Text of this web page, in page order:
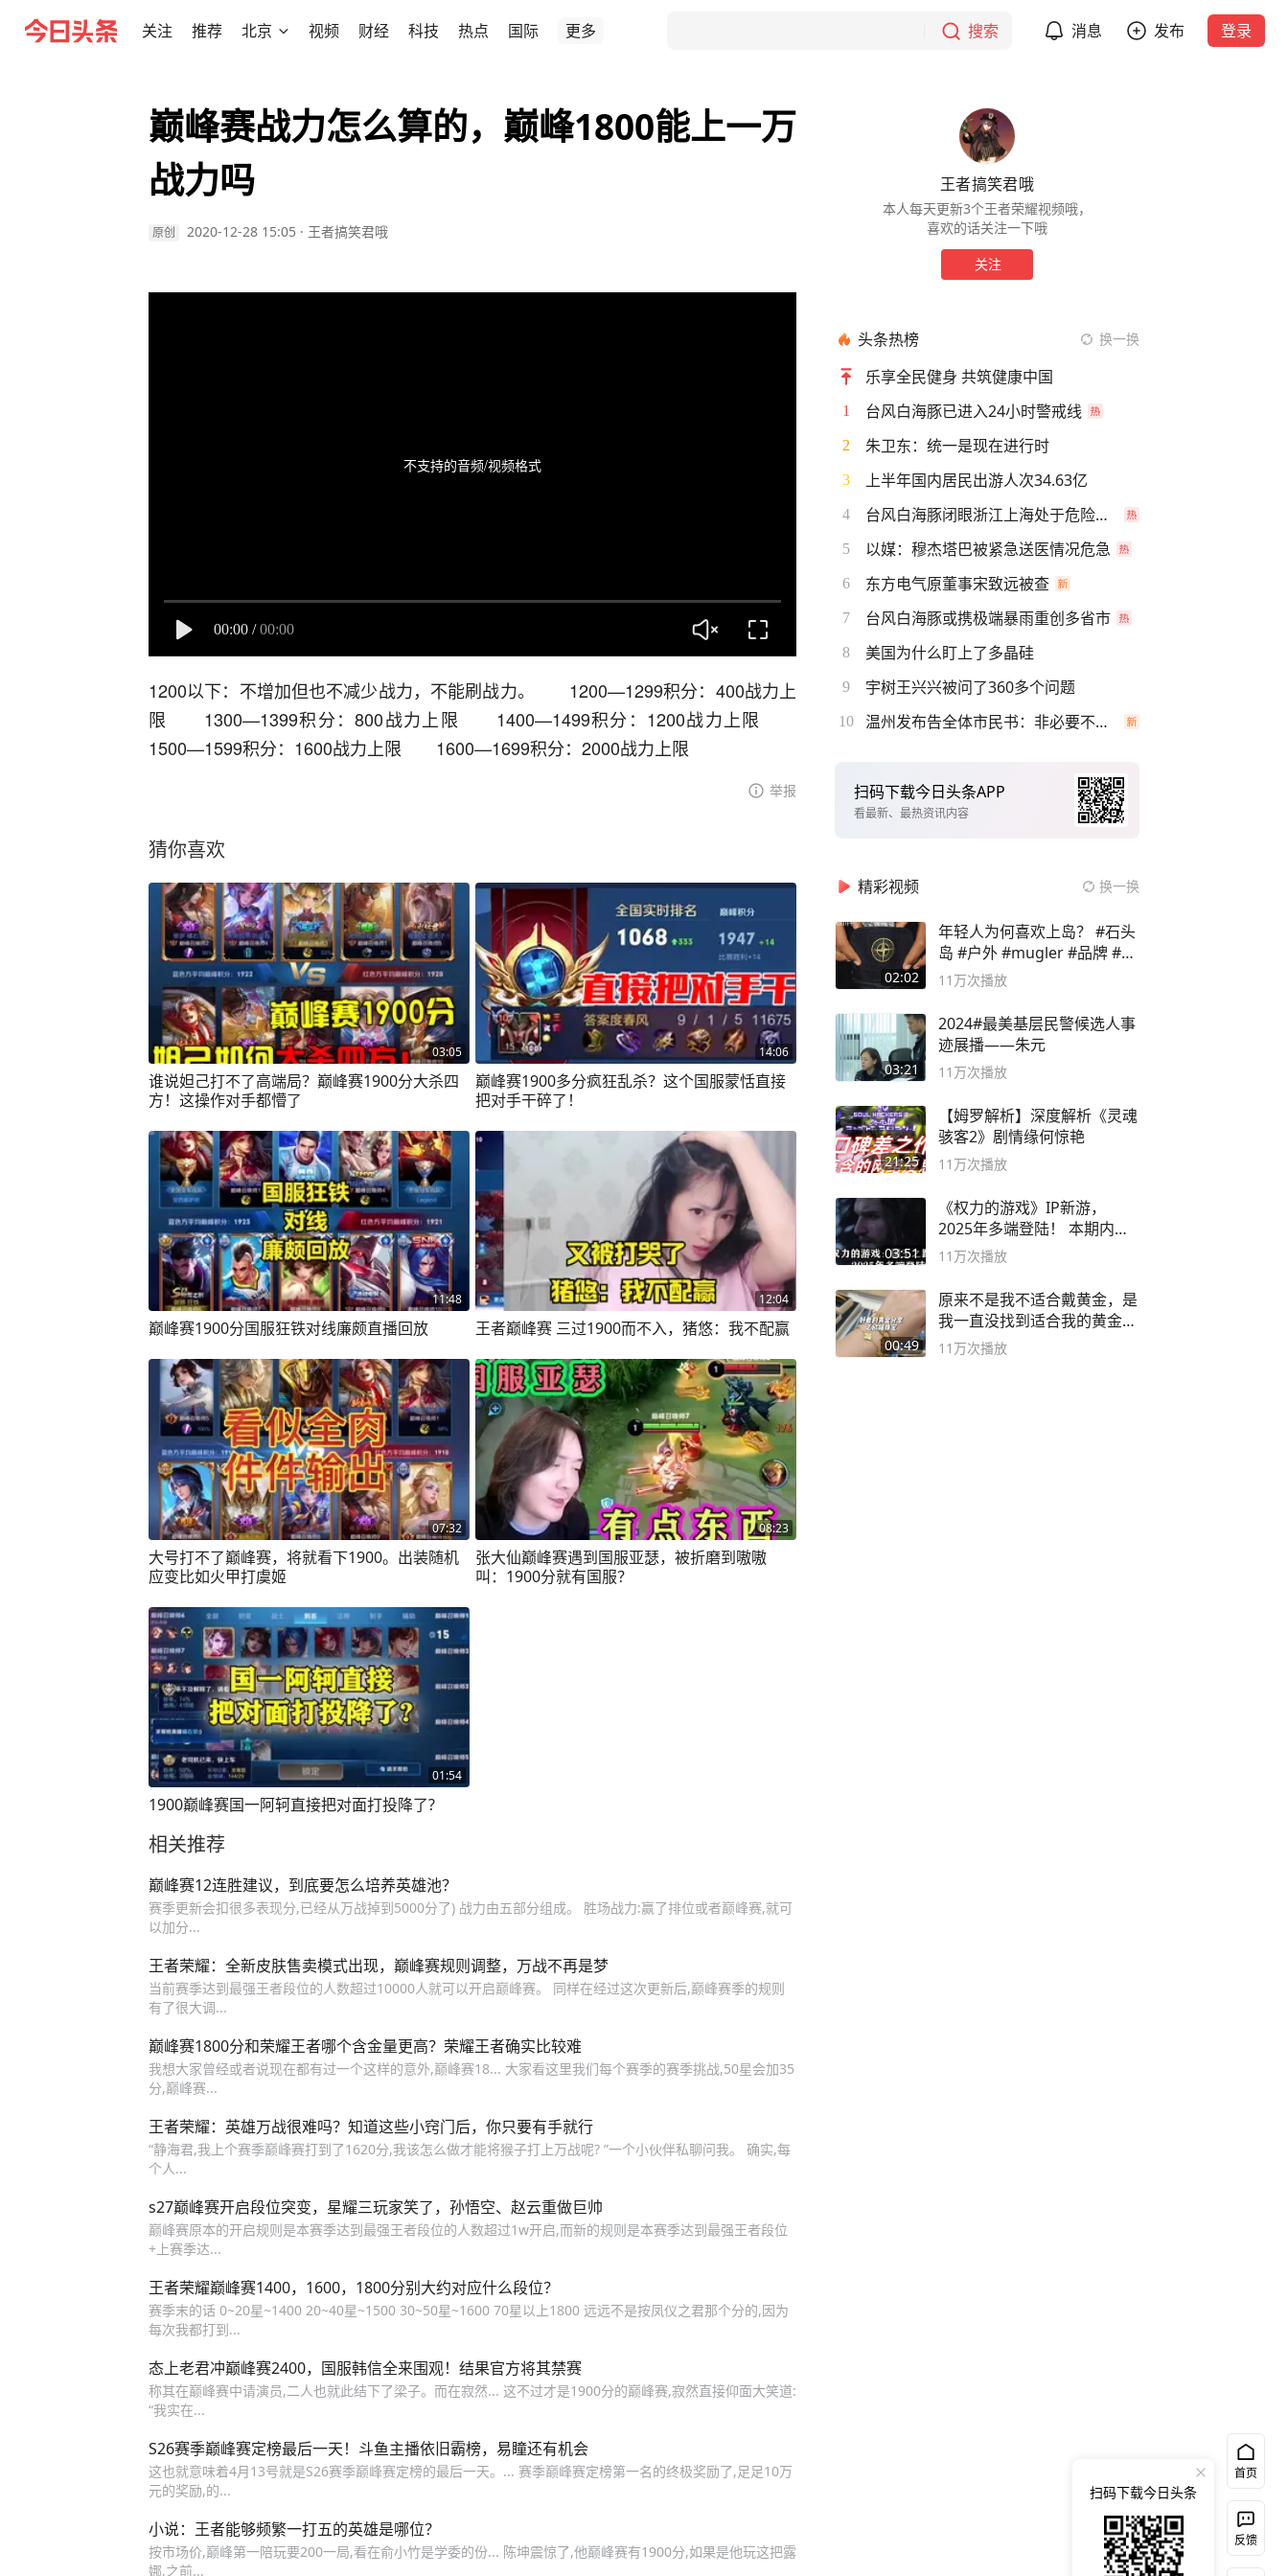
关注 推荐 北京 视频 财经 科技 热点 国际 更多 搜索 消息 发布 登录
巅峰赛战力怎么算的，巅峰1800能上一万
战力吗
原创 2020-12-28 15:05 · 王者搞笑君哦
不支持的音频/视频格式
00:00 / 00:00
1200以下：不增加但也不减少战力，不能刷战力。 1200—1299积分：400战力上
限 1300—1399积分：800战力上限 1400—1499积分：1200战力上限
1500—1599积分：1600战力上限 1600—1699积分：2000战力上限
举报
猜你喜欢
03:05
谁说妲己打不了高端局？巅峰赛1900分大杀四
方！这操作对手都懵了
14:06
巅峰赛1900多分疯狂乱杀？这个国服蒙恬直接
把对手干碎了！
11:48
巅峰赛1900分国服狂铁对线廉颇直播回放
12:04
王者巅峰赛 三过1900而不入，猪悠：我不配赢
07:32
大号打不了巅峰赛，将就看下1900。出装随机
应变比如火甲打虞姬
08:23
张大仙巅峰赛遇到国服亚瑟，被折磨到嗷嗷
叫：1900分就有国服？
01:54
1900巅峰赛国一阿轲直接把对面打投降了?
相关推荐
巅峰赛12连胜建议，到底要怎么培养英雄池？
赛季更新会扣很多表现分,已经从万战掉到5000分了) 战力由五部分组成。 胜场战力:赢了排位或者巅峰赛,就可
以加分...
王者荣耀：全新皮肤售卖模式出现，巅峰赛规则调整，万战不再是梦
当前赛季达到最强王者段位的人数超过10000人就可以开启巅峰赛。 同样在经过这次更新后,巅峰赛季的规则
有了很大调...
巅峰赛1800分和荣耀王者哪个含金量更高？荣耀王者确实比较难
我想大家曾经或者说现在都有过一个这样的意外,巅峰赛18... 大家看这里我们每个赛季的赛季挑战,50星会加35
分,巅峰赛...
王者荣耀：英雄万战很难吗？知道这些小窍门后，你只要有手就行
“静海君,我上个赛季巅峰赛打到了1620分,我该怎么做才能将猴子打上万战呢? ”一个小伙伴私聊问我。 确实,每
个人...
s27巅峰赛开启段位突变，星耀三玩家笑了，孙悟空、赵云重做巨帅
巅峰赛原本的开启规则是本赛季达到最强王者段位的人数超过1w开启,而新的规则是本赛季达到最强王者段位
+上赛季达...
王者荣耀巅峰赛1400，1600，1800分别大约对应什么段位？
赛季末的话 0~20星~1400 20~40星~1500 30~50星~1600 70星以上1800 远远不是按凤仪之君那个分的,因为
每次我都打到...
态上老君冲巅峰赛2400，国服韩信全来围观！结果官方将其禁赛
称其在巅峰赛中请演员,二人也就此结下了梁子。而在寂然... 这不过才是1900分的巅峰赛,寂然直接仰面大笑道:
“我实在...
S26赛季巅峰赛定榜最后一天！斗鱼主播依旧霸榜，易瞳还有机会
这也就意味着4月13号就是S26赛季巅峰赛定榜的最后一天。... 赛季巅峰赛定榜第一名的终极奖励了,足足10万
元的奖励,的...
小说：王者能够频繁一打五的英雄是哪位？
按市场价,巅峰第一陪玩要200一局,看在俞小竹是学委的份... 陈坤震惊了,他巅峰赛有1900分,如果是他玩这把露
娜,之前...
王者搞笑君哦
本人每天更新3个王者荣耀视频哦，
喜欢的话关注一下哦
关注
头条热榜 换一换
乐享全民健身 共筑健康中国
1 台风白海豚已进入24小时警戒线
2 朱卫东：统一是现在进行时
3 上半年国内居民出游人次34.63亿
4 台风白海豚闭眼浙江上海处于危险半圆
5 以媒：穆杰塔巴被紧急送医情况危急
6 东方电气原董事宋致远被查
7 台风白海豚或携极端暴雨重创多省市
8 美国为什么盯上了多晶硅
9 宇树王兴兴被问了360多个问题
10 温州发布告全体市民书：非必要不外出
扫码下载今日头条APP
看最新、最热资讯内容
精彩视频 换一换
02:02
年轻人为何喜欢上岛？ #石头
岛 #户外 #mugler #品牌 #足
球流氓
11万次播放
03:21
2024#最美基层民警候选人事
迹展播——朱元
11万次播放
21:25
【姆罗解析】深度解析《灵魂
骇客2》剧情缘何惊艳
11万次播放
03:51
《权力的游戏》IP新游，
2025年多端登陆！ 本期内容
概要
11万次播放
00:49
原来不是我不适合戴黄金，是
我一直没找到适合我的黄金
😭
11万次播放
首页
反馈
扫码下载今日头条